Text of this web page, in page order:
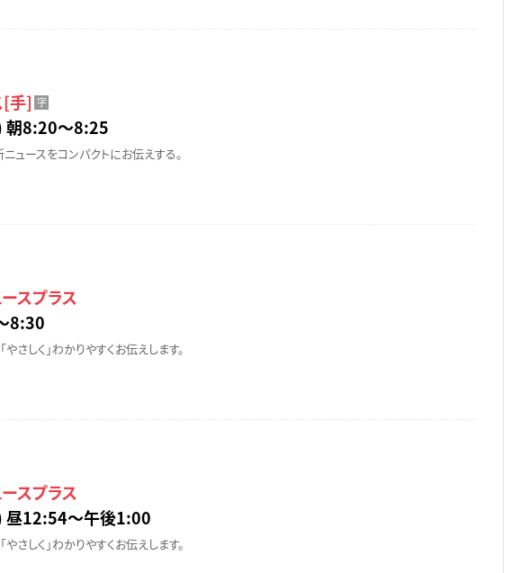
[手] 字
朝8:20〜8:25
ュースをコンパクトにお伝えする。
スプラス
8:30
さしく」わかりやすくお伝えします。
スプラス
昼12:54〜午後1:00
さしく」わかりやすくお伝えします。